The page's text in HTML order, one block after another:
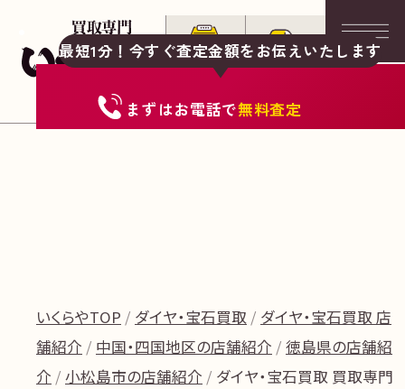
最短1分！今すぐ査定金額をお伝えいたします
まずはお電話で無料査定
いくらやTOP ダイヤ・宝石買取
ダイヤ・宝石買取 店
舗紹介
中国・四国地区の店舗紹介
徳島県の店舗紹
介
小松島市の店舗紹介
ダイヤ・宝石買取 買取専門